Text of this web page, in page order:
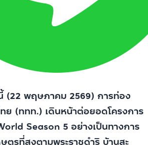
ภาคม 2569) การท่อง
ทย (ททท.) เดินหน้าต่อยอดโครงการ
Season 5 อย่างเป็นทางการ
รที่สูงตามพระราชดำริ บ้านสะ